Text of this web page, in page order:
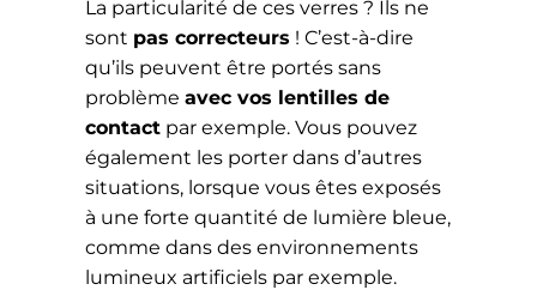
La particularité de ces verres ? Ils ne
sont pas correcteurs ! C’est-à-dire
qu’ils peuvent être portés sans
problème avec vos lentilles de
contact par exemple. Vous pouvez
également les porter dans d’autres
situations, lorsque vous êtes exposés
à une forte quantité de lumière bleue,
comme dans des environnements
lumineux artificiels par exemple.